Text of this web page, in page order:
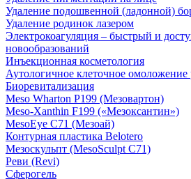
Удаление подошвенной (ладонной)
Удаление родинок лазером
Электрокоагуляция – быстрый и
новообразований
Инъекционная косметология
Аутологичное клеточное омоложение
Биоревитализация
Meso Wharton P199 (Мезовартон)
Meso-Xanthin F199 («Мезоксантин»)
MesoEye С71 (Мезоай)
Контурная пластика Belotero
Мезоскульпт (MesoSculpt С71)
Реви (Revi)
Сферогель